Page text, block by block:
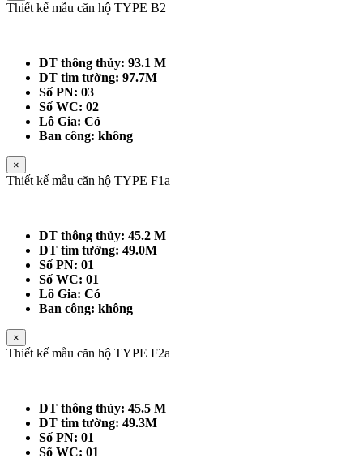
Thiết kế mẫu căn hộ TYPE B2
DT thông thủy: 93.1 M
DT tim tường: 97.7M
Số PN: 03
Số WC: 02
Lô Gia: Có
Ban công: không
×
Thiết kế mẫu căn hộ TYPE F1a
DT thông thủy: 45.2 M
DT tim tường: 49.0M
Số PN: 01
Số WC: 01
Lô Gia: Có
Ban công: không
×
Thiết kế mẫu căn hộ TYPE F2a
DT thông thủy: 45.5 M
DT tim tường: 49.3M
Số PN: 01
Số WC: 01